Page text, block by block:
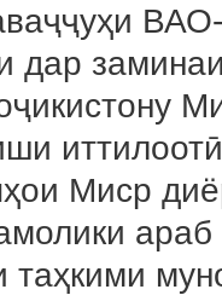
дар
Миср
таҳкими